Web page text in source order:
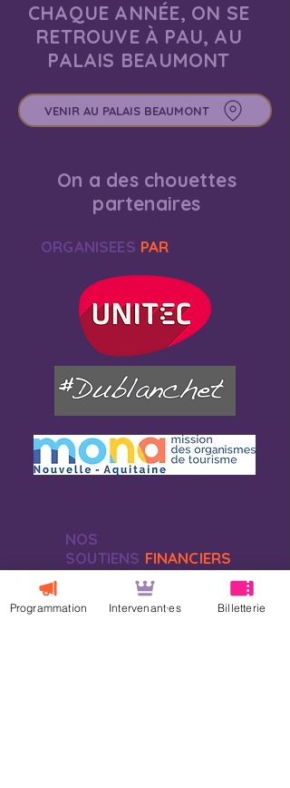
CHAQUE ANNÉE, ON SE
RETROUVE À PAU, AU
PALAIS BEAUMONT
VENIR AU PALAIS BEAUMONT
On a des chouettes
partenaires
ORGANISEES PAR
NOS
SOUTIENS FINANCIERS
Programmation Intervenant·es Billetterie